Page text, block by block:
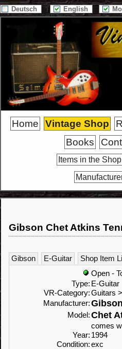
Deutsch English
Home Vintage Shop
Books
Items in the Shop
Gibson Chet Atkins
Gibson E-Guitar
Shop Item
Open -
Type: E-Guitar
VR-Category:Guitars
Manufacturer:Gibson
Model:Chet
comes
Year: 1994
Condition:exc